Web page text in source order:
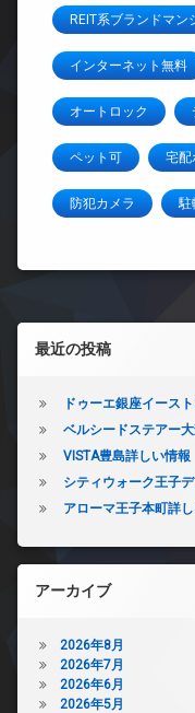
REIT系ブランドマン
インターネット無料
オートロック
ペット可 宅配
防犯カメラ 駐
左サイドバー
最近の投稿
ドゥーエ銀座イース
ベルシードステアー
VISTA豊島詳しい情報
シティウォーク王子
アローマ王子本町詳
アーカイブ
2026年8月
2026年7月
2026年6月
2026年5月